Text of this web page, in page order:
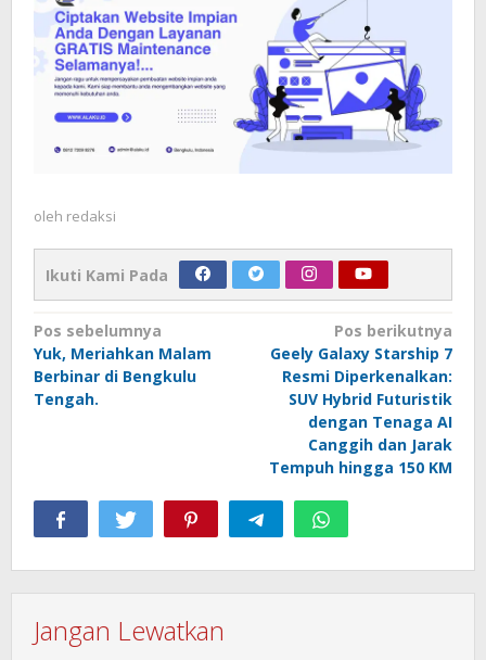
oleh redaksi
Ikuti Kami Pada
Navigasi
pos
Pos sebelumnya
Yuk, Meriahkan Malam
Berbinar di Bengkulu
Tengah.
Pos berikutnya
Geely Galaxy Starship 7
Resmi Diperkenalkan:
SUV Hybrid Futuristik
dengan Tenaga AI
Canggih dan Jarak
Tempuh hingga 150 KM
Jangan Lewatkan